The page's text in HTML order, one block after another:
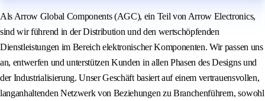
Als Arrow Global Components (AGC), ein Teil von Arrow Electronics,
sind wir führend in der Distribution und den wertschöpfenden
Dienstleistungen im Bereich elektronischer Komponenten. Wir passen uns
an, entwerfen und unterstützen Kunden in allen Phasen des Designs und
der Industrialisierung. Unser Geschäft basiert auf einem vertrauensvollen,
langanhaltenden Netzwerk von Beziehungen zu Branchenführern, sowohl